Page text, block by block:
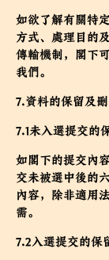
如欲了解有關特
方式、處理目的
傳輸機制，閣下
我們。
7.資料的保留及
7.1未入選提交的
如閣下的提交內
交未被選中後的
內容，除非適用
需。
7.2入選提交的保